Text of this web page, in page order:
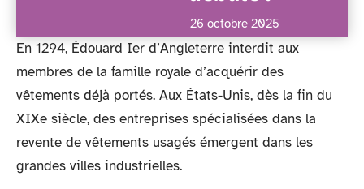
26 octobre 2025
En 1294, Édouard Ier d’Angleterre interdit aux
membres de la famille royale d’acquérir des
vêtements déjà portés. Aux États-Unis, dès la fin du
XIXe siècle, des entreprises spécialisées dans la
revente de vêtements usagés émergent dans les
grandes villes industrielles.